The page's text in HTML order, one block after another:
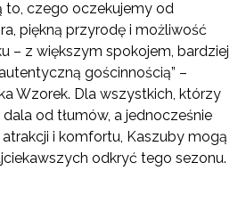
to, czego oczekujemy od
piękną przyrodę i możliwość
– z większym spokojem, bardziej
gościnnością” –
Wzorek. Dla wszystkich, którzy
od tłumów, a jednocześnie
i komfortu, Kaszuby mogą
odkryć tego sezonu.